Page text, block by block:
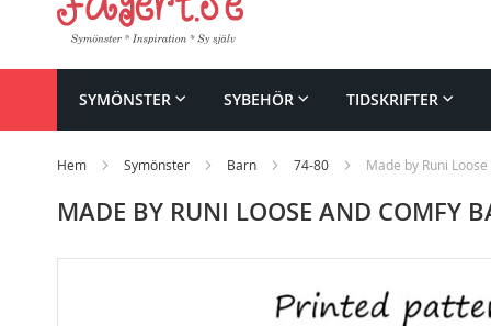
SYMÖNSTER SYBEHÖR TIDSKRIFTER
Hem Symönster Barn 74-80 Made by Runi
MADE BY RUNI LOOSE AND COMFY